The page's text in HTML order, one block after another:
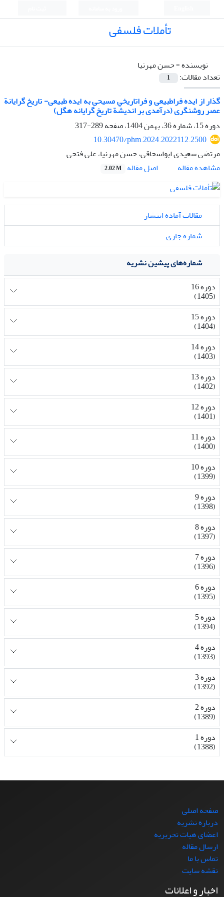
تأملات فلسفی
نویسنده =حسن مهرنیا
تعداد مقالات:
1
گذار از ایده فراطبیعی و فراتاریخیِ مسیحی به ایده طبیعی- تاریخ گرایانة
عصر روشنگری (درآمدی بر اندیشة تاریخ گرایانه هگل)
دوره 15، شماره 36، بهمن 1404، صفحه
289-317
10.30470/phm.2024.2022112.2500
مرتضی سعیدی ابواسحاقی، حسن مهرنیا، علی فتحی
مشاهده مقاله
اصل مقاله 2.02 M
مقالات آماده انتشار
شماره جاری
شماره‌های پیشین نشریه
دوره 16
(1405)
دوره 15
(1404)
دوره 14
(1403)
دوره 13
(1402)
دوره 12
(1401)
دوره 11
(1400)
دوره 10
(1399)
دوره 9
(1398)
دوره 8
(1397)
دوره 7
(1396)
دوره 6
(1395)
دوره 5
(1394)
دوره 4
(1393)
دوره 3
(1392)
دوره 2
(1389)
دوره 1
(1388)
صفحه اصلی
درباره نشریه
اعضای هیات تحریریه
ارسال مقاله
تماس با ما
نقشه سایت
اخبار و اعلانات